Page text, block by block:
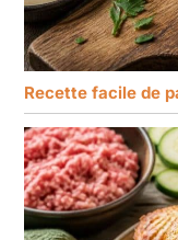
Recette facile de